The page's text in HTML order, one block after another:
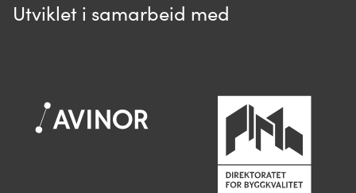
Når du skriver spørsmålet ditt, gjør vi et
søk og viser deg vår mest relevante
Utviklet i samarbeid med